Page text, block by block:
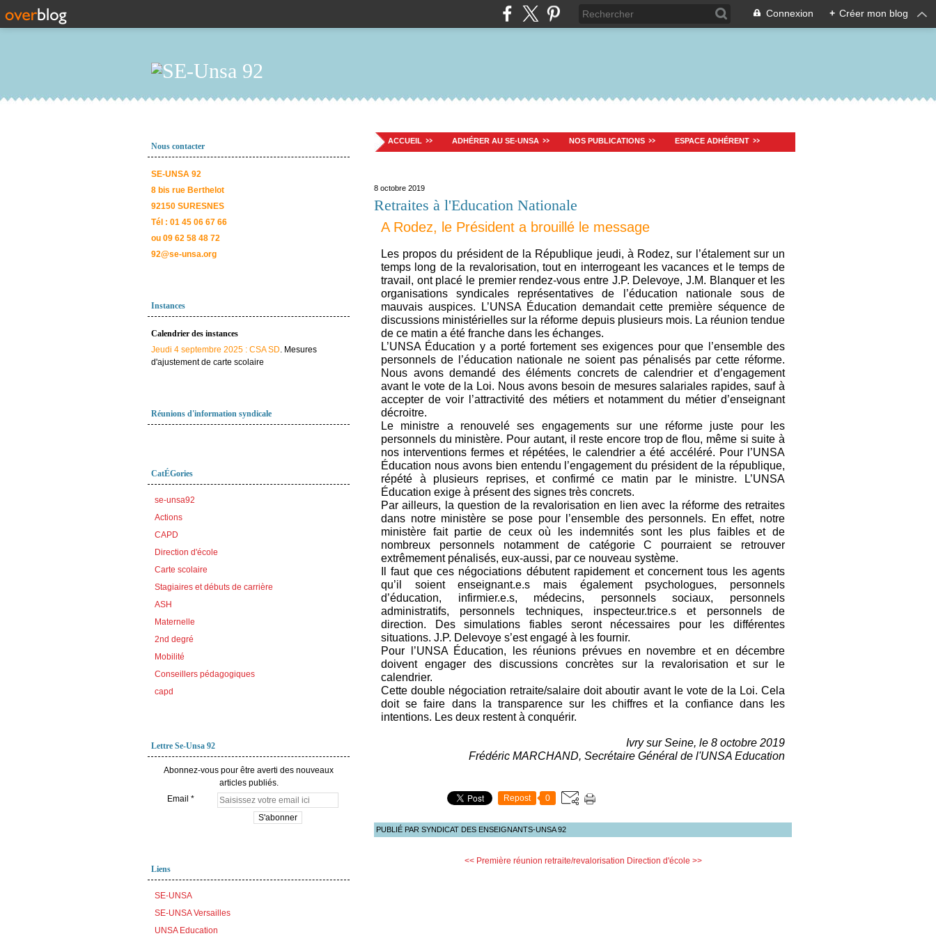
Connexion + Créer mon blog
Nous contacter
SE-UNSA 92
8 bis rue Berthelot
92150 SURESNES
Tél : 01 45 06 67 66
ou 09 62 58 48 72
92@se-unsa.org
Instances
Calendrier des instances
Jeudi 4 septembre 2025 : CSA SD. Mesures
d'ajustement de carte scolaire
Réunions d'information syndicale
CatÉGories
se-unsa92
Actions
CAPD
Direction d'école
Carte scolaire
Stagiaires et débuts de carrière
ASH
Maternelle
2nd degré
Mobilité
Conseillers pédagogiques
capd
Lettre Se-Unsa 92
Abonnez-vous pour être averti des nouveaux
articles publiés.
Email
Liens
SE-UNSA
SE-UNSA Versailles
UNSA Education
ACCUEIL ADHÉRER AU SE-UNSA NOS PUBLICATIONS ESPACE ADHÉRENT
8 octobre 2019
Retraites à l'Education Nationale
A Rodez, le Président a brouillé le message
Les propos du président de la République jeudi, à Rodez, sur l’étalement sur un
temps long de la revalorisation, tout en interrogeant les vacances et le temps de
travail, ont placé le premier rendez-vous entre J.P. Delevoye, J.M. Blanquer et les
organisations syndicales représentatives de l’éducation nationale sous de
mauvais auspices. L’UNSA Éducation demandait cette première séquence de
discussions ministérielles sur la réforme depuis plusieurs mois. La réunion tendue
de ce matin a été franche dans les échanges.
L’UNSA Éducation y a porté fortement ses exigences pour que l’ensemble des
personnels de l’éducation nationale ne soient pas pénalisés par cette réforme.
Nous avons demandé des éléments concrets de calendrier et d’engagement
avant le vote de la Loi. Nous avons besoin de mesures salariales rapides, sauf à
accepter de voir l’attractivité des métiers et notamment du métier d’enseignant
décroitre.
Le ministre a renouvelé ses engagements sur une réforme juste pour les
personnels du ministère. Pour autant, il reste encore trop de flou, même si suite à
nos interventions fermes et répétées, le calendrier a été accéléré. Pour l’UNSA
Éducation nous avons bien entendu l’engagement du président de la république,
répété à plusieurs reprises, et confirmé ce matin par le ministre. L’UNSA
Éducation exige à présent des signes très concrets.
Par ailleurs, la question de la revalorisation en lien avec la réforme des retraites
dans notre ministère se pose pour l’ensemble des personnels. En effet, notre
ministère fait partie de ceux où les indemnités sont les plus faibles et de
nombreux personnels notamment de catégorie C pourraient se retrouver
extrêmement pénalisés, eux-aussi, par ce nouveau système.
Il faut que ces négociations débutent rapidement et concernent tous les agents
qu’il soient enseignant.e.s mais également psychologues, personnels
d’éducation, infirmier.e.s, médecins, personnels sociaux, personnels
administratifs, personnels techniques, inspecteur.trice.s et personnels de
direction. Des simulations fiables seront nécessaires pour les différentes
situations. J.P. Delevoye s’est engagé à les fournir.
Pour l’UNSA Éducation, les réunions prévues en novembre et en décembre
doivent engager des discussions concrètes sur la revalorisation et sur le
calendrier.
Cette double négociation retraite/salaire doit aboutir avant le vote de la Loi. Cela
doit se faire dans la transparence sur les chiffres et la confiance dans les
intentions. Les deux restent à conquérir.
Ivry sur Seine, le 8 octobre 2019
Frédéric MARCHAND, Secrétaire Général de l'UNSA Education
Repost 0
PUBLIÉ PAR SYNDICAT DES ENSEIGNANTS-UNSA 92
<< Première réunion retraite/revalorisation Direction d'école >>